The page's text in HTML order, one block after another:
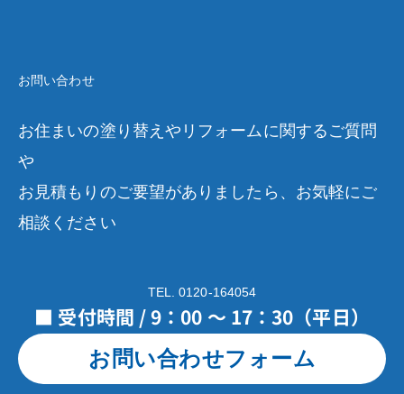
お問い合わせ
お住まいの塗り替えやリフォームに関するご質問
や
お見積もりのご要望がありましたら、お気軽にご
相談ください
TEL. 0120-164054
■ 受付時間 / 9：00 ～ 17：30（平日）
お問い合わせフォーム